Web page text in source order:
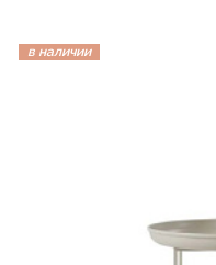
в наличии